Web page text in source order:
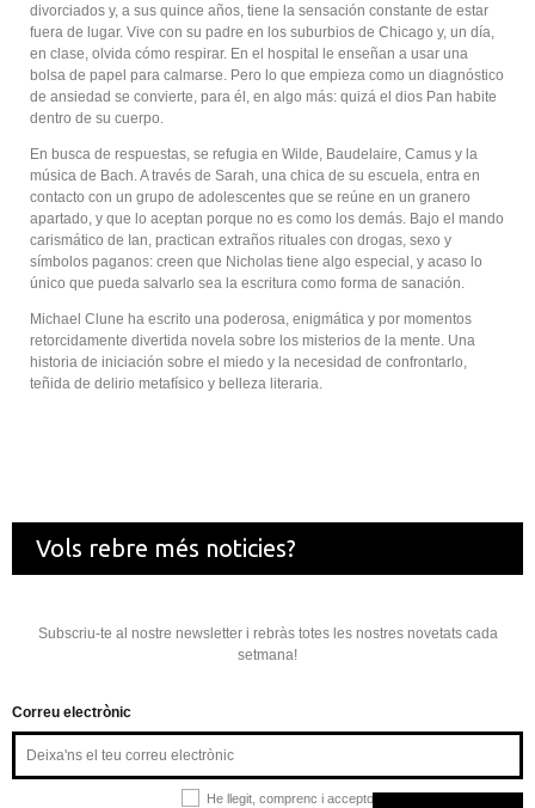
divorciados y, a sus quince años, tiene la sensación constante de estar
fuera de lugar. Vive con su padre en los suburbios de Chicago y, un día,
en clase, olvida cómo respirar. En el hospital le enseñan a usar una
bolsa de papel para calmarse. Pero lo que empieza como un diagnóstico
de ansiedad se convierte, para él, en algo más: quizá el dios Pan habite
dentro de su cuerpo.
En busca de respuestas, se refugia en Wilde, Baudelaire, Camus y la
música de Bach. A través de Sarah, una chica de su escuela, entra en
contacto con un grupo de adolescentes que se reúne en un granero
apartado, y que lo aceptan porque no es como los demás. Bajo el mando
carismático de Ian, practican extraños rituales con drogas, sexo y
símbolos paganos: creen que Nicholas tiene algo especial, y acaso lo
único que pueda salvarlo sea la escritura como forma de sanación.
Michael Clune ha escrito una poderosa, enigmática y por momentos
retorcidamente divertida novela sobre los misterios de la mente. Una
historia de iniciación sobre el miedo y la necesidad de confrontarlo,
teñida de delirio metafísico y belleza literaria.
Vols rebre més noticies?
Subscriu-te al nostre newsletter i rebràs totes les nostres novetats cada
setmana!
Correu electrònic
He llegit, comprenc i accepto la